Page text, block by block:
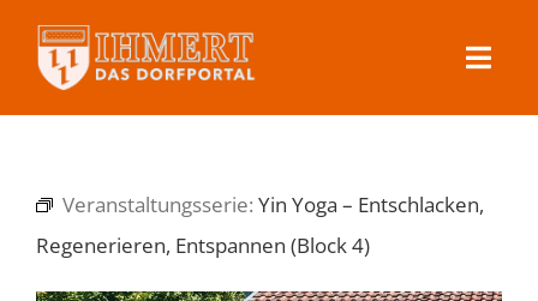
Veranstaltungsserie: Yin Yoga – Entschlacken,
Regenerieren, Entspannen (Block 4)